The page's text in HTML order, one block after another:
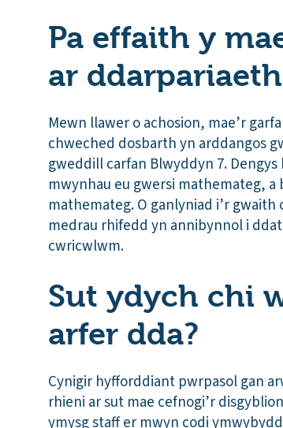
Pa effaith y
ar
Mewn llawer o achosion, mae’r
chweched dosbarth yn arddangos
gweddill carfan Blwyddyn 7.
mwynhau eu gwersi mathemateg, a
mathemateg. O ganlyniad i’r
medrau rhifedd yn annibynnol i
cwricwlwm.
Sut ydych chi
arfer dda?
Cynigir hyfforddiant pwrpasol gan
rhieni ar sut mae cefnogi’r
ymysg staff er mwyn codi